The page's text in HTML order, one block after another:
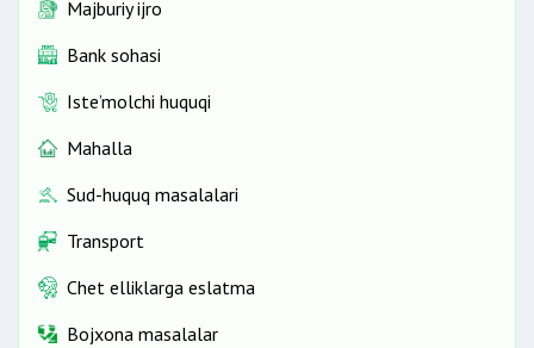
Majburiy ijro
Bank sohasi
Iste’molchi huquqi
Mahalla
Sud-huquq masalalari
Transport
Chet elliklarga eslatma
Bojxona masalalar